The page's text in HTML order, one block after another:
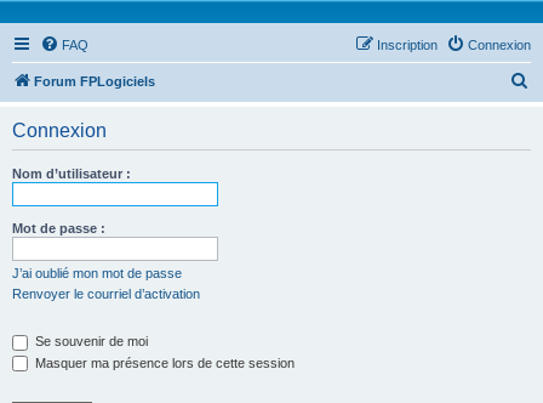
FAQ Connexion
Inscription
Forum FPLogiciels
Connexion
Nom d’utilisateur :
Mot de passe :
J’ai oublié mon mot de passe
Renvoyer le courriel d’activation
Se souvenir de moi
Masquer ma présence lors de cette session